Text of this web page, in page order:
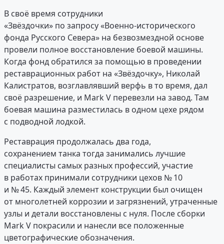
В своё время сотрудники
«Звёздочки» по запросу «Военно-исторического
фонда Русского Севера» на безвозмездной основе
провели полное восстановление боевой машины.
Когда фонд обратился за помощью в проведении
реставрационных работ на «Звёздочку», Николай
Калистратов, возглавлявший верфь в то время, дал
своё разрешение, и Mark V перевезли на завод. Там
боевая машина разместилась в одном цехе рядом
с подводной лодкой.
Реставрация продолжалась два года,
сохранением танка тогда занимались лучшие
специалисты самых разных профессий, участие
в работах принимали сотрудники цехов № 10
и № 45. Каждый элемент конструкции был очищен
от многолетней коррозии и загрязнений, утраченные
узлы и детали восстановлены с нуля. После сборки
Mark V покрасили и нанесли все положенные
цветографические обозначения.